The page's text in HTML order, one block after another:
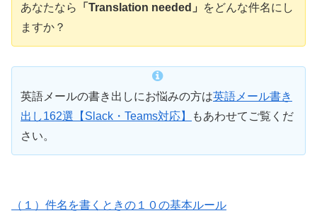
あなたなら 「Translation needed」
をどんな件名にし
ますか？
英語メールの書き出しにお悩みの方は英語メール書き
出し162選【Slack・Teams対応】
もあわせてご覧くだ
さい。
（１）件名を書くときの１０の基本ルール